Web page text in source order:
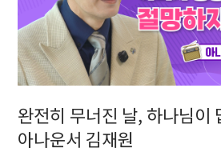
완전히 무너진 날, 하나님이
아나운서 김재원